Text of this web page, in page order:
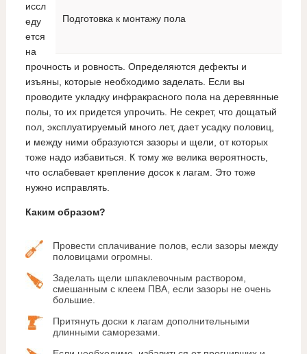
Подготовка к монтажу пола
иссл
еду
ется
на
прочность и ровность. Определяются дефекты и
изъяны, которые необходимо заделать. Если вы
проводите укладку инфракрасного пола на деревянные
полы, то их придется упрочить. Не секрет, что дощатый
пол, эксплуатируемый много лет, дает усадку половиц,
и между ними образуются зазоры и щели, от которых
тоже надо избавиться. К тому же велика вероятность,
что ослабевает крепление досок к лагам. Это тоже
нужно исправлять.
Каким образом?
Провести сплачивание полов, если зазоры между
половицами огромны.
Заделать щели шпаклевочным раствором,
смешанным с клеем ПВА, если зазоры не очень
большие.
Притянуть доски к лагам дополнительными
длинными саморезами.